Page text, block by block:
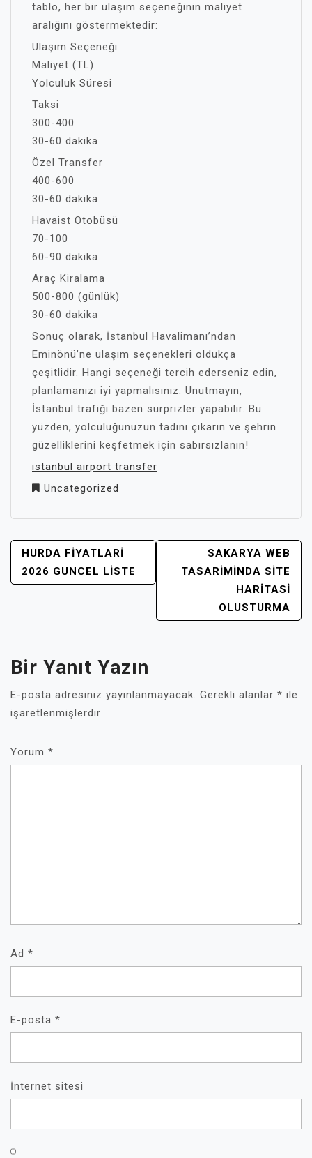
tablo, her bir ulaşım seçeneğinin maliyet
aralığını göstermektedir:
Ulaşım Seçeneği
Maliyet (TL)
Yolculuk Süresi
Taksi
300-400
30-60 dakika
Özel Transfer
400-600
30-60 dakika
Havaist Otobüsü
70-100
60-90 dakika
Araç Kiralama
500-800 (günlük)
30-60 dakika
Sonuç olarak, İstanbul Havalimanı’ndan
Eminönü’ne ulaşım seçenekleri oldukça
çeşitlidir. Hangi seçeneği tercih ederseniz edin,
planlamanızı iyi yapmalısınız. Unutmayın,
İstanbul trafiği bazen sürprizler yapabilir. Bu
yüzden, yolculuğunuzun tadını çıkarın ve şehrin
güzelliklerini keşfetmek için sabırsızlanın!
istanbul airport transfer
Uncategorized
YAZI
GEZINMESI
HURDA FIYATLARI
2026 GUNCEL LISTE
SAKARYA WEB
TASARIMINDA SITE
HARITASI
OLUSTURMA
Bir Yanıt Yazın
E-posta adresiniz yayınlanmayacak. Gerekli alanlar * ile
işaretlenmişlerdir
Yorum *
Ad *
E-posta *
İnternet sitesi